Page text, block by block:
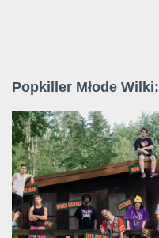
Popkiller Młode Wilki: